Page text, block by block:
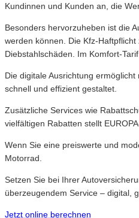
Kundinnen und Kunden an, die
Besonders hervorzuheben ist die
werden können. Die Kfz-
Diebstahlschäden. Im Komfort-
Die digitale Ausrichtung
schnell und effizient gestaltet.
Zusätzliche Services wie
vielfältigen Rabatten stellt
Wenn Sie eine preiswerte und
Motorrad.
Setzen Sie bei Ihrer
überzeugendem Service – digital,
Jetzt online berechnen